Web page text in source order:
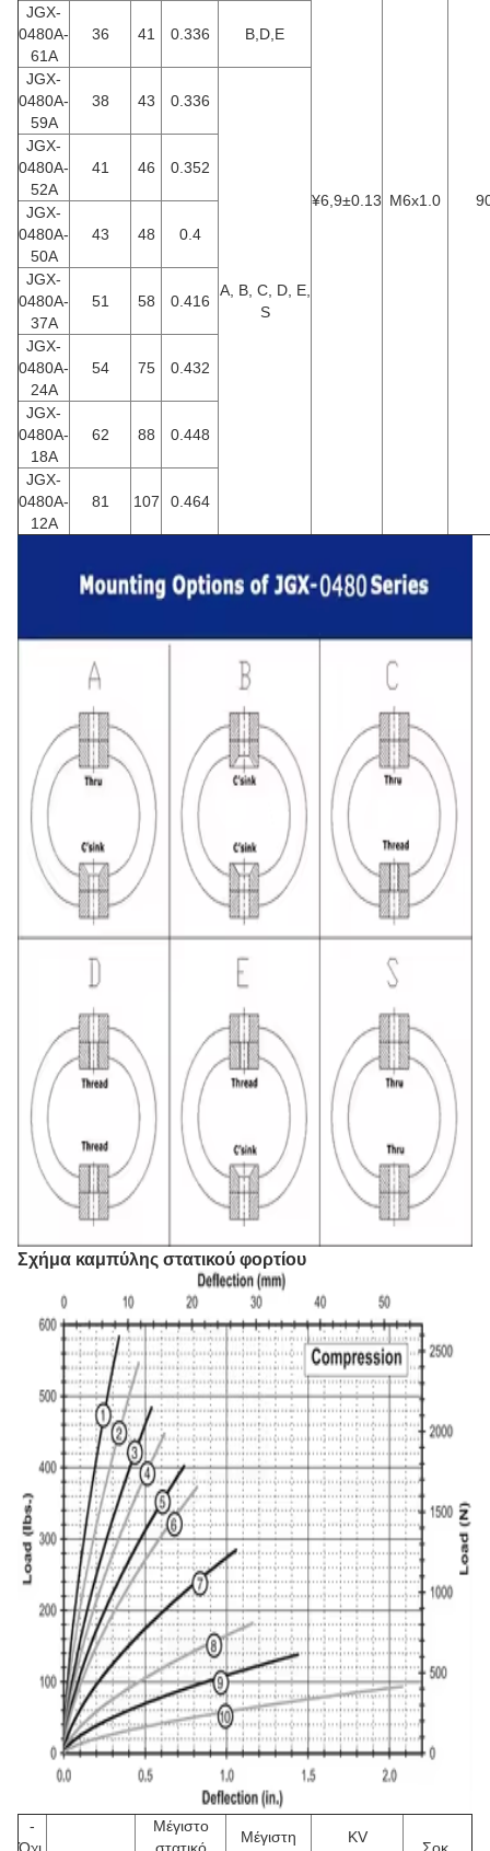
¥6,9±0.13 M6x1.0
JGX-
0480A-
61A
36 41 0.336 B,D,E
JGX-
0480A-
59A
38 43 0.336
Α, Β, C, D, E,
S
JGX-
0480A-
52A
41 46 0.352
JGX-
0480A-
50A
43 48 0.4
JGX-
0480A-
37A
51 58 0.416
JGX-
0480A-
24A
54 75 0.432
JGX-
0480A-
18A
62 88 0.448
JGX-
0480A-
12A
81 107 0.464
Σχήμα καμπύλης στατικού φορτίου
-
Μέγιστο
Μέγιστη
KV